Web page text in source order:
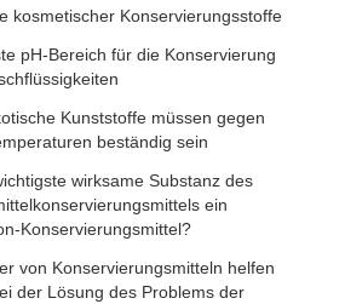
kosmetischer Konservierungsstoffe
pH-Bereich für die Konservierung
Kunststoffe müssen gegen
beständig sein
wirksame Substanz des
ein
Konservierungsmittel?
von Konservierungsmitteln helfen
der Lösung des Problems der